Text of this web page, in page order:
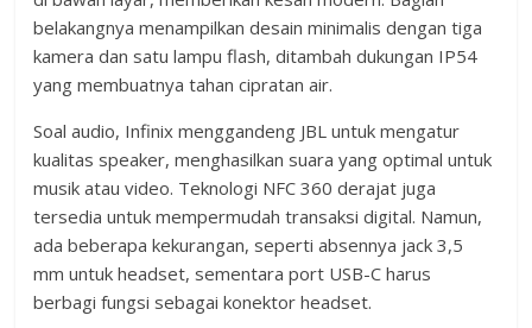
belakangnya menampilkan desain minimalis dengan tiga
kamera dan satu lampu flash, ditambah dukungan IP54
yang membuatnya tahan cipratan air.
Soal audio, Infinix menggandeng JBL untuk mengatur
kualitas speaker, menghasilkan suara yang optimal untuk
musik atau video. Teknologi NFC 360 derajat juga
tersedia untuk mempermudah transaksi digital. Namun,
ada beberapa kekurangan, seperti absennya jack 3,5
mm untuk headset, sementara port USB-C harus
berbagi fungsi sebagai konektor headset.